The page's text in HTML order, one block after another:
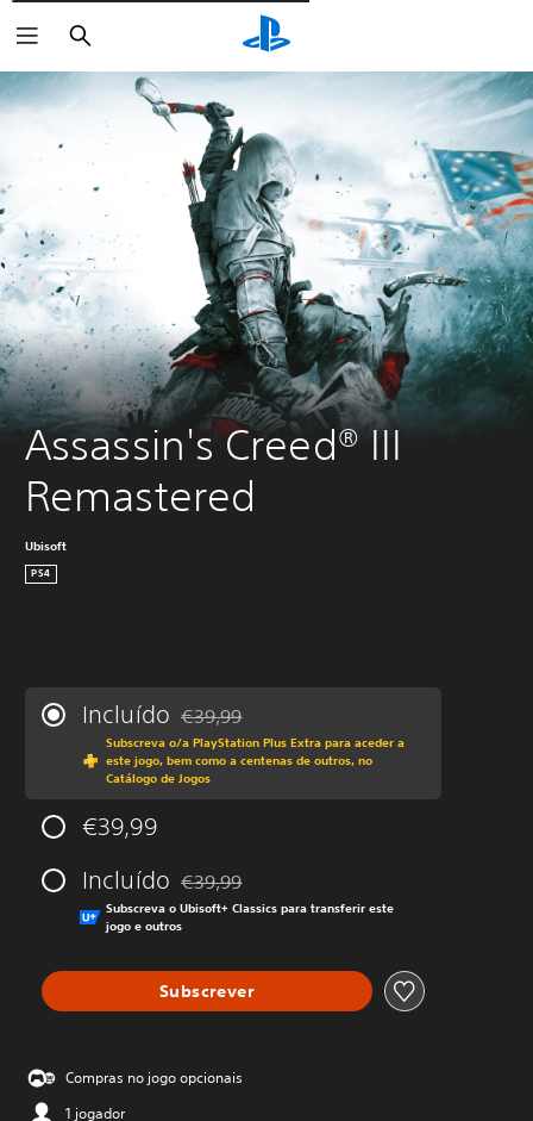
Pesquisar
Assassin's Creed® III
Remastered
Ubisoft
PS4
Incluído Com desconto em relação ao preço original
€39,99
Subscreva o/a PlayStation Plus Extra para aceder a
este jogo, bem como a centenas de outros, no
Catálogo de Jogos
€39,99
Incluído Com desconto em relação ao preço original
€39,99
Subscreva o Ubisoft+ Classics para transferir este
jogo e outros
Subscrever
Compras no jogo opcionais
1 jogador